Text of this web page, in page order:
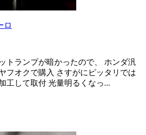
ロ
トランプが暗かったので、 ホンダ汎
フオクで購入 さすがにピッタリでは
工して取付 光量明るくなっ...